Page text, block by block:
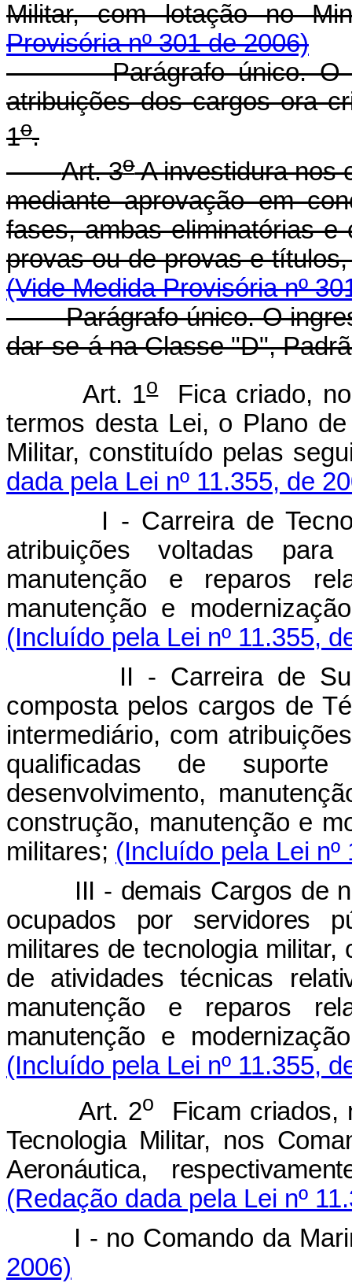
Militar, com lotação no
Provisória nº 301 de 2006)
Parágrafo único. O
atribuições dos cargos ora
1o.
Art. 3oA investidura nos
mediante aprovação em
fases, ambas eliminatórias
provas ou de provas e
(Vide Medida Provisória nº
Parágrafo único. O
dar-se-á na Classe "D",
Art. 1oFica criado, no
termos desta Lei, o Plano
Militar, constituído pelas
dada pela Lei nº 11.355, de
I - Carreira de
atribuições voltadas
manutenção e reparos
manutenção e
(Incluído pela Lei nº 11.355,
II - Carreira de
composta pelos cargos de
intermediário, com
qualificadas de
desenvolvimento,
construção, manutenção e
militares; (Incluído pela Lei nº
III - demais Cargos de
ocupados por servidores
militares de tecnologia
de atividades técnicas
manutenção e reparos
manutenção e
(Incluído pela Lei nº 11.355,
Art. 2o
Ficam criados,
Tecnologia Militar, nos
Aeronáutica,
(Redação dada pela Lei nº
I - no Comando da
2006)